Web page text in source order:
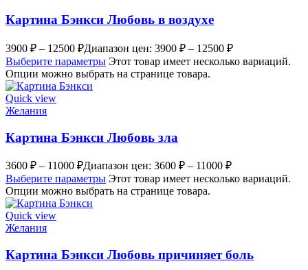
Картина Бэнкси Любовь в воздухе
3900 ₽ – 12500 ₽Диапазон цен: 3900 ₽ – 12500 ₽
Выберите параметры Этот товар имеет несколько вариаций.
Опции можно выбрать на странице товара.
Quick view
Желания
Картина Бэнкси Любовь зла
3600 ₽ – 11000 ₽Диапазон цен: 3600 ₽ – 11000 ₽
Выберите параметры Этот товар имеет несколько вариаций.
Опции можно выбрать на странице товара.
Quick view
Желания
Картина Бэнкси Любовь причиняет боль